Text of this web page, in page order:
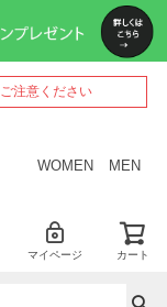
注意ください
WOMEN MEN
マイページ カート